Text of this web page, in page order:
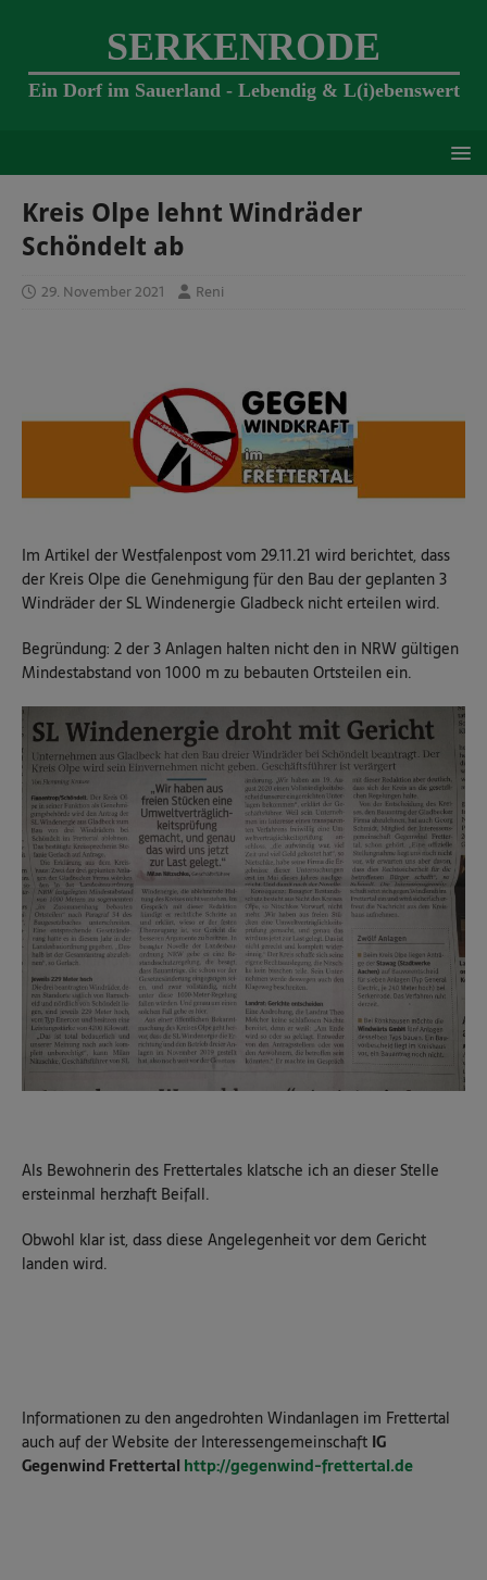
SERKENRODE
Ein Dorf im Sauerland - Lebendig & L(i)ebenswert
Kreis Olpe lehnt Windräder
Schöndelt ab
29. November 2021 Reni
Im Artikel der Westfalenpost vom 29.11.21 wird berichtet, dass
der Kreis Olpe die Genehmigung für den Bau der geplanten 3
Windräder der SL Windenergie Gladbeck nicht erteilen wird.
Begründung: 2 der 3 Anlagen halten nicht den in NRW gültigen
Mindestabstand von 1000 m zu bebauten Ortsteilen ein.
Als Bewohnerin des Frettertales klatsche ich an dieser Stelle
ersteinmal herzhaft Beifall.
Obwohl klar ist, dass diese Angelegenheit vor dem Gericht
landen wird.
Informationen zu den angedrohten Windanlagen im Frettertal
auch auf der Website der Interessengemeinschaft IG
Gegenwind Frettertal http://gegenwind-frettertal.de